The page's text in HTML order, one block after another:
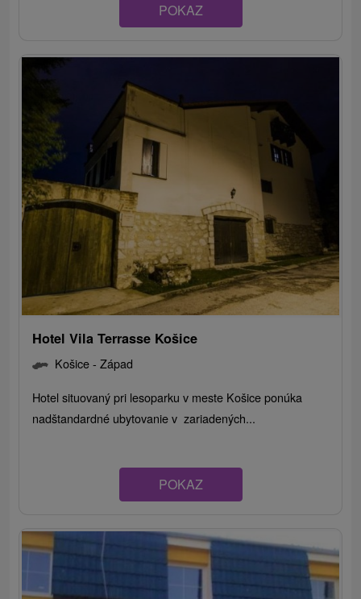
POKAZ
Hotel Vila Terrasse Košice
Košice - Západ
Hotel situovaný pri lesoparku v meste Košice ponúka
nadštandardné ubytovanie v zariadených...
POKAZ